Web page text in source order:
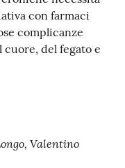
con farmaci
complicanze
cuore, del fegato e
Valentino